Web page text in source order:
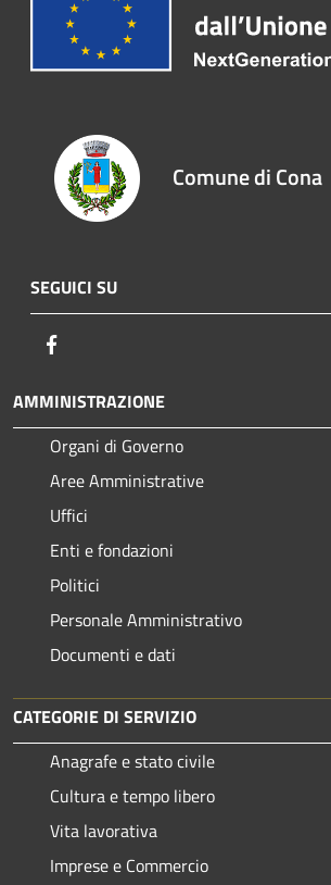
Comune di Cona
SEGUICI SU
AMMINISTRAZIONE
Organi di Governo
Aree Amministrative
Uffici
Enti e fondazioni
Politici
Personale Amministrativo
Documenti e dati
CATEGORIE DI SERVIZIO
Anagrafe e stato civile
Cultura e tempo libero
Vita lavorativa
Imprese e Commercio